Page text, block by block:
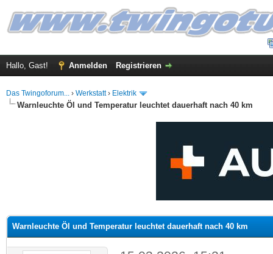
Hallo, Gast! Anmelden Registrieren
Das Twingoforum... › Werkstatt› Elektrik
Warnleuchte Öl und Temperatur leuchtet dauerhaft nach 40 km
Warnleuchte Öl und Temperatur leuchtet dauerhaft nach 40 km